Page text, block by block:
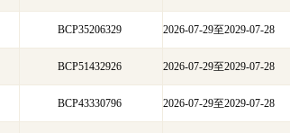
BCP35206329 2026-07-29至2029-07-28
BCP51432926 2026-07-29至2029-07-28
BCP43330796 2026-07-29至2029-07-28